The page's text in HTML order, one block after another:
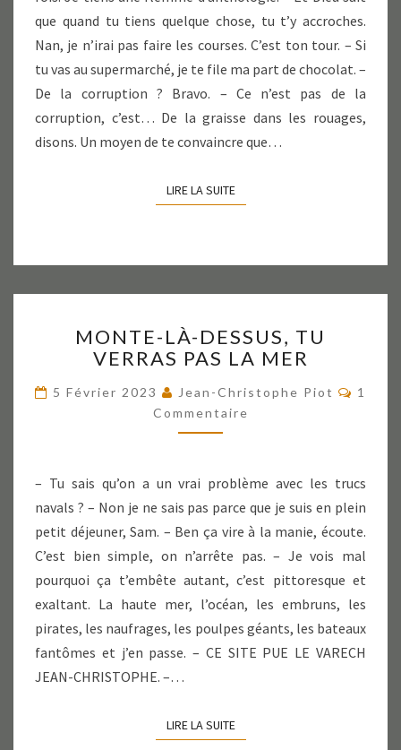
que quand tu tiens quelque chose, tu t’y accroches.
Nan, je n’irai pas faire les courses. C’est ton tour. – Si
tu vas au supermarché, je te file ma part de chocolat. –
De la corruption ? Bravo. – Ce n’est pas de la
corruption, c’est… De la graisse dans les rouages,
disons. Un moyen de te convaincre que…
LIRE LA SUITELIRE LA SUITE
LÀ-
DESSUS,
VERRAS
PAS
LA
MONTE-LÀ-DESSUS, TU
VERRAS PAS LA MER
5 Février 2023 Jean-Christophe Piot
1
Commentaire
– Tu sais qu’on a un vrai problème avec les trucs
navals ? – Non je ne sais pas parce que je suis en plein
petit déjeuner, Sam. – Ben ça vire à la manie, écoute.
C’est bien simple, on n’arrête pas. – Je vois mal
pourquoi ça t’embête autant, c’est pittoresque et
exaltant. La haute mer, l’océan, les embruns, les
pirates, les naufrages, les poulpes géants, les bateaux
fantômes et j’en passe. – CE SITE PUE LE VARECH
JEAN-CHRISTOPHE. –…
LIRE LA SUITELIRE LA SUITE